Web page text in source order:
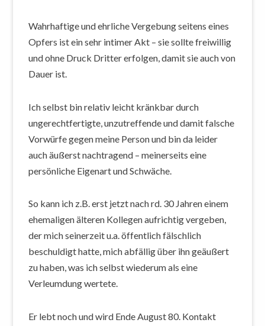
Wahrhaftige und ehrliche Vergebung seitens eines
Opfers ist ein sehr intimer Akt – sie sollte freiwillig
und ohne Druck Dritter erfolgen, damit sie auch von
Dauer ist.
Ich selbst bin relativ leicht kränkbar durch
ungerechtfertigte, unzutreffende und damit falsche
Vorwürfe gegen meine Person und bin da leider
auch äußerst nachtragend – meinerseits eine
persönliche Eigenart und Schwäche.
So kann ich z.B. erst jetzt nach rd. 30 Jahren einem
ehemaligen älteren Kollegen aufrichtig vergeben,
der mich seinerzeit u.a. öffentlich fälschlich
beschuldigt hatte, mich abfällig über ihn geäußert
zu haben, was ich selbst wiederum als eine
Verleumdung wertete.
Er lebt noch und wird Ende August 80. Kontakt